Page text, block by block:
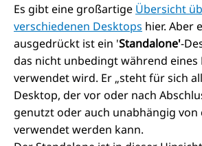
Es gibt eine großartige Übersicht
verschiedenen Desktops hier. Aber
ausgedrückt ist ein 'Standalone'-
das nicht unbedingt während eines
verwendet wird. Er „steht für sich
Desktop, der vor oder nach
genutzt oder auch unabhängig von
verwendet werden kann.